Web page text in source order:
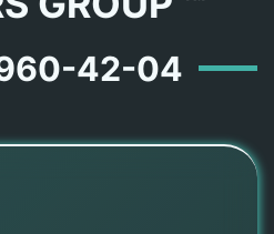
42-04